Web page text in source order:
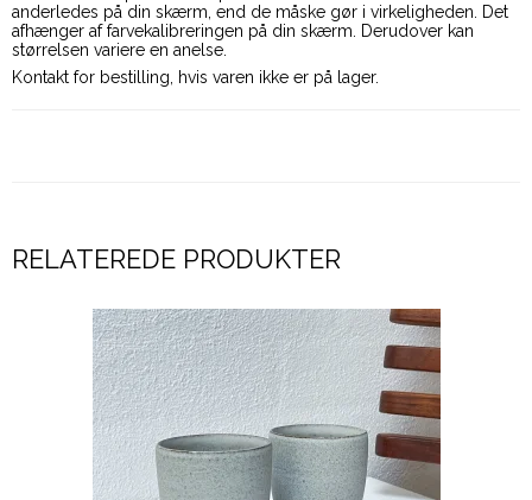
anderledes på din skærm, end de måske gør i virkeligheden. Det
afhænger af farvekalibreringen på din skærm. Derudover kan
størrelsen variere en anelse.
Kontakt for bestilling, hvis varen ikke er på lager.
RELATEREDE PRODUKTER